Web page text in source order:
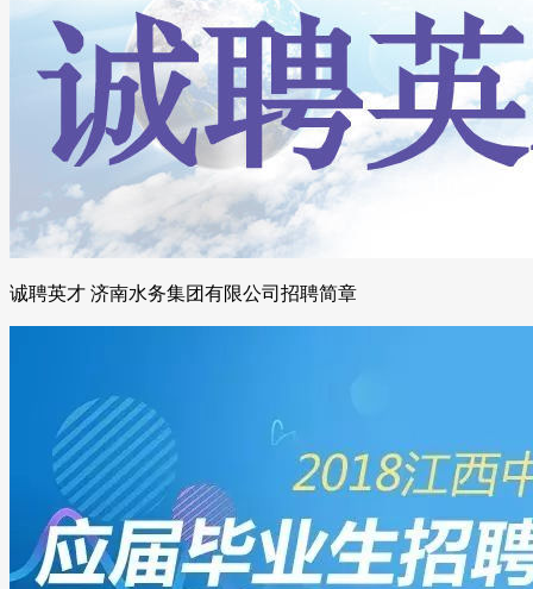
诚聘英才 济南水务集团有限公司招聘简章